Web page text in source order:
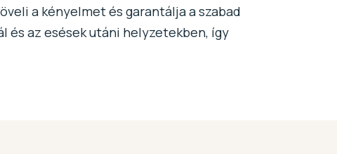
a kényelmet és garantálja a szabad
és az esések utáni helyzetekben, így